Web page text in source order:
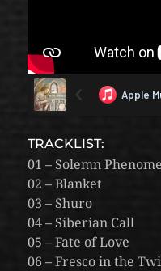
TRACKLIST:
01 – Solemn
02 – Blanket
03 – Shuro
04 – Siberian Call
05 – Fate of Love
06 – Fresco in the